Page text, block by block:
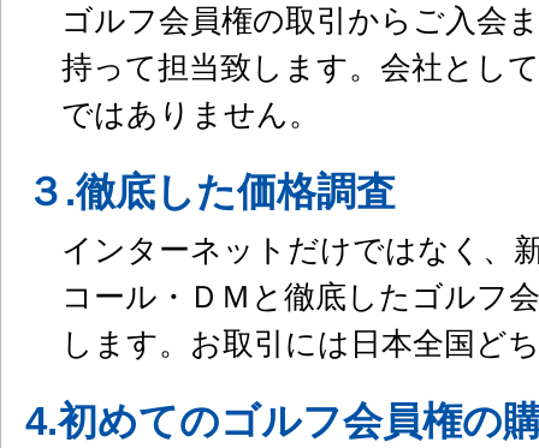
ゴルフ会員権の取引からご入会
持って担当致します。会社とし
ではありません。
３.徹底した価格調査
インターネットだけではなく、
コール・ＤＭと徹底したゴルフ
します。お取引には日本全国ど
4.初めてのゴルフ会員権の